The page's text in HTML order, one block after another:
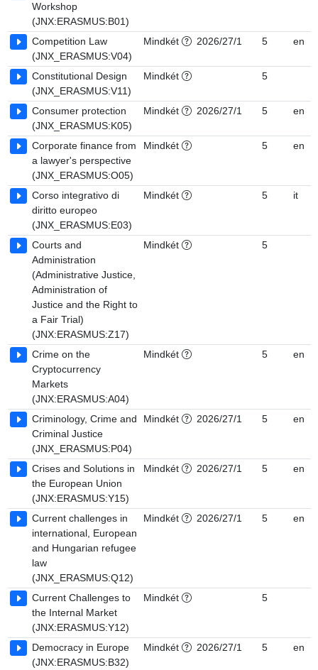
Workshop
(JNX:ERASMUS:B01)
Competition Law
(JNX_ERASMUS:V04)
Mindkét 2026/27/1 5 en
Constitutional Design
(JNX_ERASMUS:V11)
Mindkét 5
Consumer protection
(JNX_ERASMUS:K05)
Mindkét 2026/27/1 5 en
Corporate finance from
a lawyer's perspective
(JNX_ERASMUS:O05)
Mindkét 5 en
Corso integrativo di
diritto europeo
(JNX_ERASMUS:E03)
Mindkét 5 it
Courts and
Administration
(Administrative Justice,
Administration of
Justice and the Right to
a Fair Trial)
(JNX:ERASMUS:Z17)
Mindkét 5
Crime on the
Cryptocurrency
Markets
(JNX:ERASMUS:A04)
Mindkét 5 en
Criminology, Crime and
Criminal Justice
(JNX_ERASMUS:P04)
Mindkét 2026/27/1 5 en
Crises and Solutions in
the European Union
(JNX:ERASMUS:Y15)
Mindkét 2026/27/1 5 en
Current challenges in
international, European
and Hungarian refugee
law
(JNX_ERASMUS:Q12)
Mindkét 2026/27/1 5 en
Current Challenges to
the Internal Market
(JNX:ERASMUS:Y12)
Mindkét 5
Democracy in Europe
(JNX:ERASMUS:B32)
Mindkét 2026/27/1 5 en